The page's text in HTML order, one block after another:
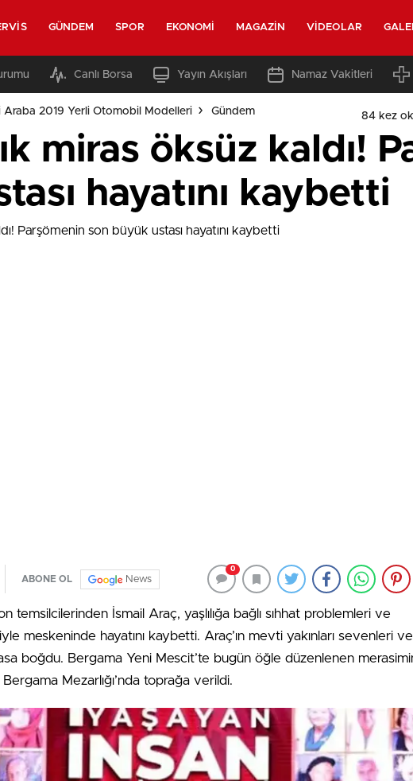
GÜNDEM SPOR EKONOMI MAGAZIN VIDEOLAR
Canlı Borsa Yayın Akışları Namaz Vakitleri
2019 Yerli Otomobil Modelleri Gündem 84 kez
miras öksüz kaldı!
hayatını kaybetti
ABONE OL News
0
temsilcilerinden İsmail Araç, yaşlılığa bağlı sıhhat problemleri ve
meskeninde hayatını kaybetti. Araç’ın mevti yakınları sevenleri ve
boğdu. Bergama Yeni Mescit’te bugün öğle düzenlenen
Mezarlığı’nda toprağa verildi.